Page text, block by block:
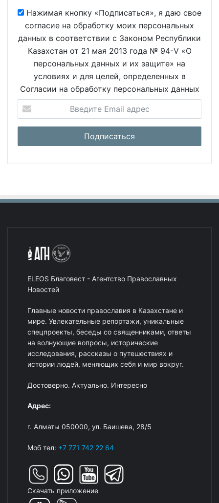
Нажимая кнопку «Подписаться», я даю свое
согласие на обработку моих персональных
данных в соответствии с Законом Республики
Казахстан от 21 мая 2013 года № 94-V «О
персональных данных и их защите» на
условиях и для целей, определенных в
Согласии на обработку персональных данных
ELEOS Благовест - Агентство Православных
Новостей
Главные новости православия в Казахстане и
мире. Увлекательные репортажи, уникальные
спецпроекты, беседы со священниками, ответы
на волнующие вопросы, исторические
исследования, рассказы о путешествиях и
истории людей, меняющих себя и мир вокруг.
Достоверно. Актуально. Интересно
Адрес:
г. Алматы 050000, ул. Баишева, 28/5
Моб тел: +7 771 742 22 64
Скачать приложение